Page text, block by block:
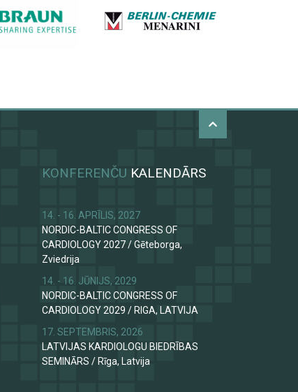
KONFERENČU KALENDĀRS
14. - 16. APRĪLIS, 2027
NORDIC-BALTIC CONGRESS OF
CARDIOLOGY 2027/Gēteborga,
Zviedrija
14. - 16. JŪNIJS, 2029
NORDIC-BALTIC CONGRESS OF
CARDIOLOGY 2029 / RIGA, LATVIJA
17. SEPTEMBRIS, 2026
LATVIJAS KARDIOLOGU BIEDRĪBAS
SEMINĀRS / Rīga, Latvija